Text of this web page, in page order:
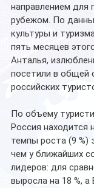
направлением для
рубежом. По
культуры и
пять месяцев
Анталья,
посетили в общей
российских
По объему
Россия находится
темпы роста (9 %)
чем у ближайших
лидеров: для
выросла на 18 %,